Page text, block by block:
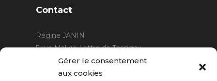
Gérer le consentement
aux cookies
Contact
Régine JANIN
5 rue Mal de Lattre de Tassigny
21220 Gevrey Chambertin
06 15 15 80 29